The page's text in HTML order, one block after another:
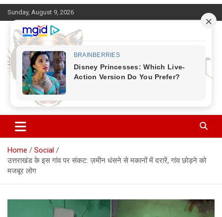
Skip
to
content
Sunday, August 9, 2026
Corbett Halchal (कॉर्बेट हलचल)
Home
Social
उत्तराखंड के इस गांव पर संकट: ज़मीन धंसने से मकानों में दरारें, गांव छोड़ने को
मजबूर लोग